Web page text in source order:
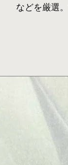
などを厳選。